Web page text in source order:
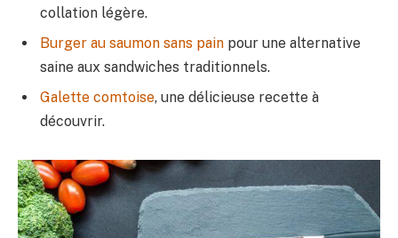
collation légère.
Burger au saumon sans pain pour une alternative
saine aux sandwiches traditionnels.
Galette comtoise, une délicieuse recette à
découvrir.